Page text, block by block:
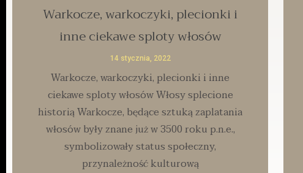
Warkocze, warkoczyki, plecionki i
inne ciekawe sploty włosów
14 stycznia, 2022
Warkocze, warkoczyki, plecionki i inne
ciekawe sploty włosów Włosy splecione
historią Warkocze, będące sztuką zaplatania
włosów były znane już w 3500 roku p.n.e.,
symbolizowały status społeczny,
przynależność kulturową